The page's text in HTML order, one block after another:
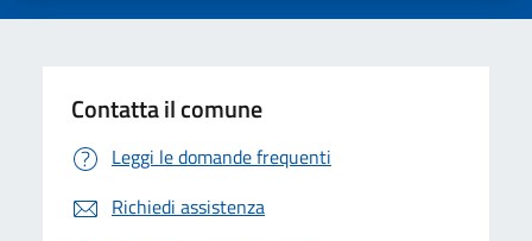
Contatta il comune
Leggi le domande frequenti
Richiedi assistenza